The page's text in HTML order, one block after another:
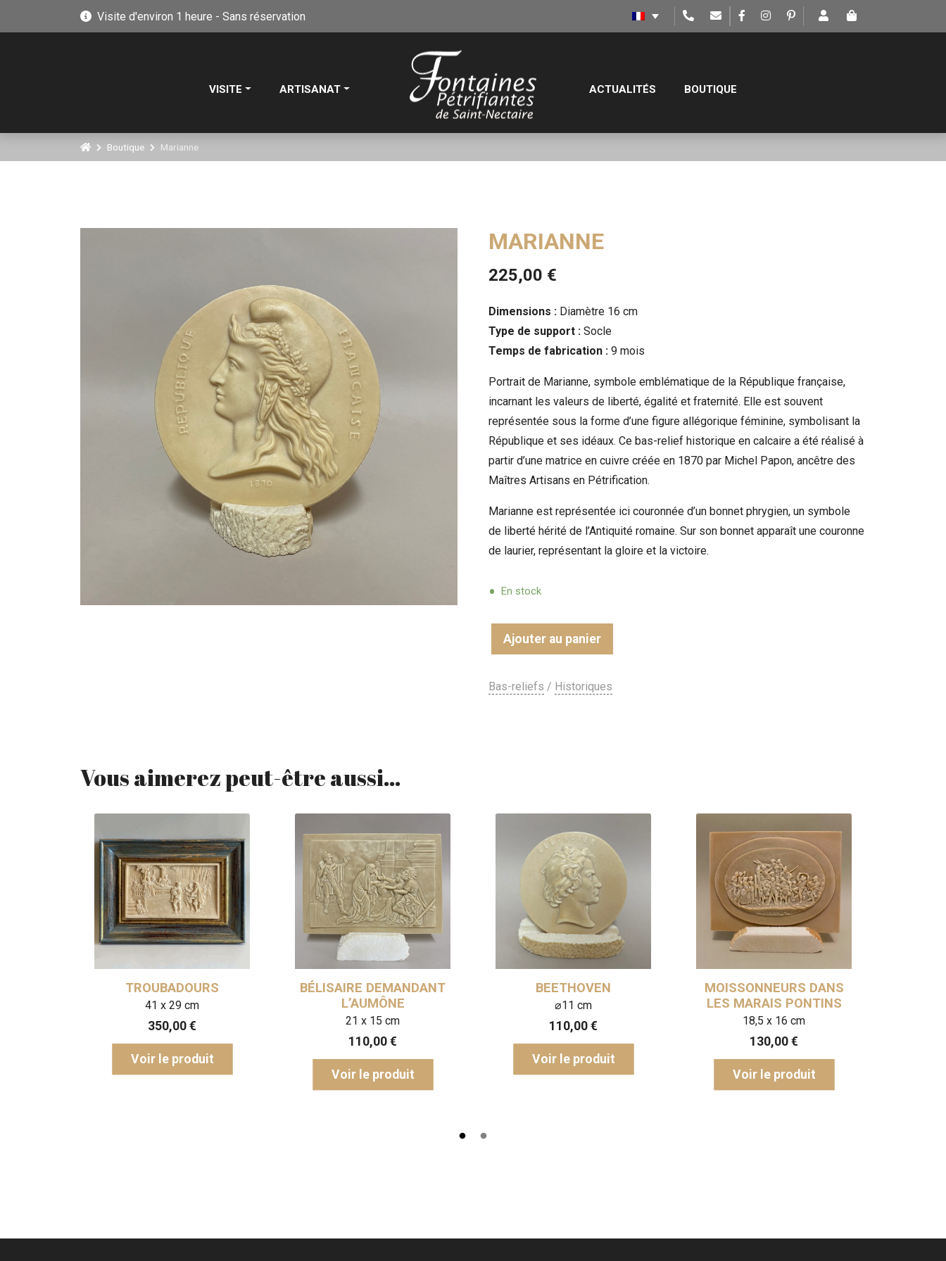
Visite d'environ 1 heure - Sans réservation
VISITE ARTISANAT ACTUALITÉS BOUTIQUE
Boutique Marianne
MARIANNE
225,00 €
Dimensions : Diamètre 16 cm
Type de support :Socle
Temps de fabrication :9 mois
Portrait de Marianne, symbole emblématique de la République française,
incarnant les valeurs de liberté, égalité et fraternité. Elle est souvent
représentée sous la forme d’une figure allégorique féminine, symbolisant la
République et ses idéaux. Ce bas-relief historique en calcaire a été réalisé à
partir d’une matrice en cuivre créée en 1870 par Michel Papon, ancêtre des
Maîtres Artisans en Pétrification.
Marianne est représentée ici couronnée d’un bonnet phrygien, un symbole
de liberté hérité de l’Antiquité romaine. Sur son bonnet apparaît une couronne
de laurier, représentant la gloire et la victoire.
En stock
Ajouter au panier
Bas-reliefs / Historiques
Vous aimerez peut-être aussi…
MOISSONNEURS DANS
LES MARAIS PONTINS
Voir le produit
MOZART
Voir le produit
VERCINGÉTORIX VICTOR HUGO
28,5 x 28,5 cm
Voir le produit